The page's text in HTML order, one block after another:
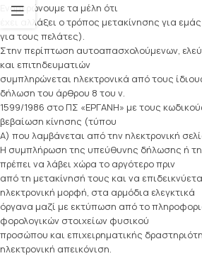
Ενημερώνουμε τα μέλη ότι
έχει αλλάξει ο τρόπος μετακίνησης για
για τους πελάτες).
Στην περίπτωση αυτοαπασχολούμενων,
και επιτηδευματιών
συμπληρώνεται ηλεκτρονικά από τους
δήλωση του άρθρου 8 του ν.
1599/1986 στο ΠΣ «ΕΡΓΑΝΗ» με τους
βεβαίωση κίνησης (τύπου
Α) που λαμβάνεται από την ηλεκτρονική
Η συμπλήρωση της υπεύθυνης δήλωσης ή
πρέπει να λάβει χώρα το αργότερο πριν
από τη μετακίνησή τους και να
ηλεκτρονική μορφή, στα αρμόδια ελεγκτικά
όργανα μαζί με εκτύπωση από το
φορολογικών στοιχείων φυσικού
προσώπου και επιχειρηματικής
ηλεκτρονική απεικόνιση.